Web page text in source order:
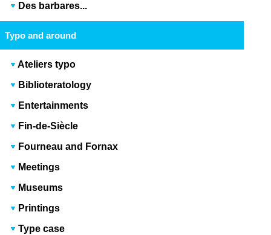
Des barbares...
Typo and around
Ateliers typo
Biblioteratology
Entertainments
Fin-de-Siècle
Fourneau and Fornax
Meetings
Museums
Printings
Type case